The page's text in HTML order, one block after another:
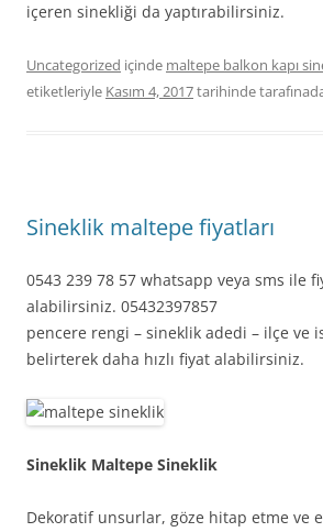
içeren sinekliği da yaptırabilirsiniz.
Uncategorized içinde maltepe balkon kapı
etiketleriyle Kasım 4, 2017tarihinde
Sineklik maltepe fiyatları
0543 239 78 57 whatsapp veya sms ile
alabilirsiniz. 05432397857
pencere rengi – sineklik adedi – ilçe ve
belirterek daha hızlı fiyat alabilirsiniz.
Sineklik Maltepe Sineklik
Dekoratif unsurlar, göze hitap etme ve